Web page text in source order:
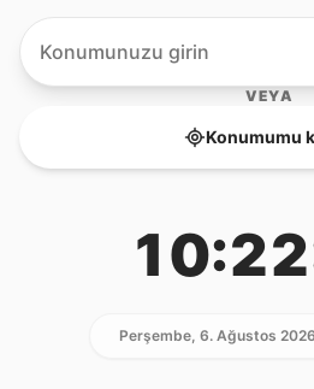
VEYA
Konumumu
Perşembe, 6. Ağustos 2026